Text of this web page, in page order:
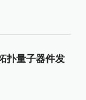
扑量子器件发